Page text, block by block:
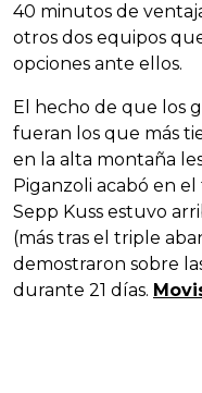
40 minutos de
otros dos equipos
opciones ante ellos.
El hecho de que los
fueran los que más
en la alta montaña
Piganzoli acabó en
Sepp Kuss estuvo
(más tras el triple
demostraron sobre
durante 21 días.